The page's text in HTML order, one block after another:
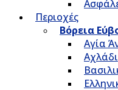
Περιοχές
Βόρεια
Αγία
Αχλάδι